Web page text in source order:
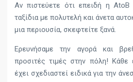
Αν πιστεύετε ότι επειδή η AtoB
ταξίδια με πολυτελή και άνετα
μια περιουσία, σκεφτείτε ξανά.
Ερευνήσαμε την αγορά και
προσιτές τιμές στην πόλη! Κάθε
έχει σχεδιαστεί ειδικά για την